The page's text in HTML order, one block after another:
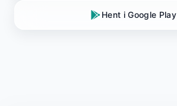
Hent i Google Play